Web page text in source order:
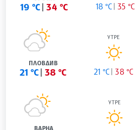
19 °C 34 °C 18 °C 35 °C
ПЛОВДИВ
21 °C 38 °C
УТРЕ
21 °C 38 °C
ВАРНА
УТРЕ